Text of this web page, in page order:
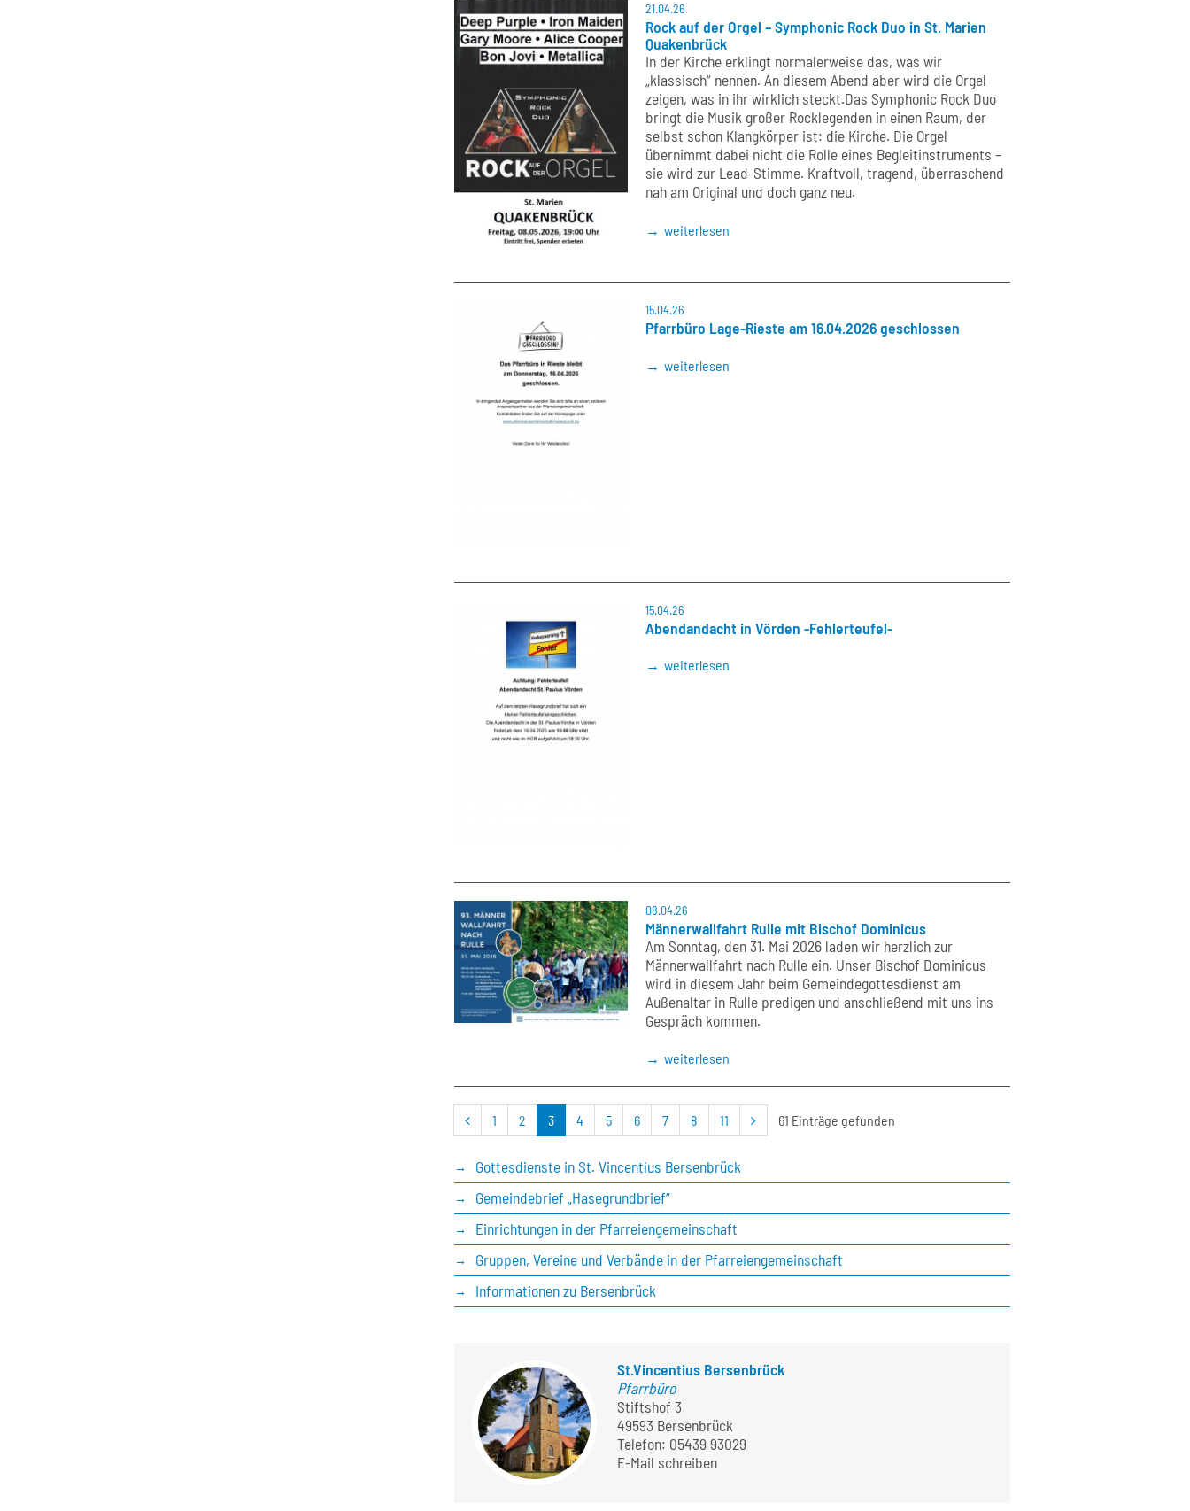
21.04.26
Rock auf der Orgel – Symphonic Rock Duo in St. Marien
Quakenbrück
In der Kirche erklingt normalerweise das, was wir
„klassisch“ nennen. An diesem Abend aber wird die Orgel
zeigen, was in ihr wirklich steckt.Das Symphonic Rock Duo
bringt die Musik großer Rocklegenden in einen Raum, der
selbst schon Klangkörper ist: die Kirche. Die Orgel
übernimmt dabei nicht die Rolle eines Begleitinstruments –
sie wird zur Lead-Stimme. Kraftvoll, tragend, überraschend
nah am Original und doch ganz neu.
weiterlesen
15.04.26
Pfarrbüro Lage-Rieste am 16.04.2026 geschlossen
weiterlesen
15.04.26
Abendandacht in Vörden -Fehlerteufel-
weiterlesen
08.04.26
Männerwallfahrt Rulle mit Bischof Dominicus
Am Sonntag, den 31. Mai 2026 laden wir herzlich zur
Männerwallfahrt nach Rulle ein. Unser Bischof Dominicus
wird in diesem Jahr beim Gemeindegottesdienst am
Außenaltar in Rulle predigen und anschließend mit uns ins
Gespräch kommen.
weiterlesen
vorherige
Seite
1 2 3 4 5 6 7 8 11
nächste
Seite
61 Einträge gefunden
Gottesdienste in St. Vincentius Bersenbrück
Gemeindebrief „Hasegrundbrief“
Einrichtungen in der Pfarreiengemeinschaft
Gruppen, Vereine und Verbände in der Pfarreiengemeinschaft
Informationen zu Bersenbrück
St.Vincentius Bersenbrück
Pfarrbüro
Stiftshof 3
49593 Bersenbrück
Telefon: 05439 93029
E-Mail schreiben